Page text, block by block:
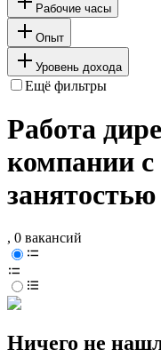
Рабочие часы
Опыт
Уровень дохода
Ещё фильтры
Работа
компании
, 0 вакансий
Ничего не